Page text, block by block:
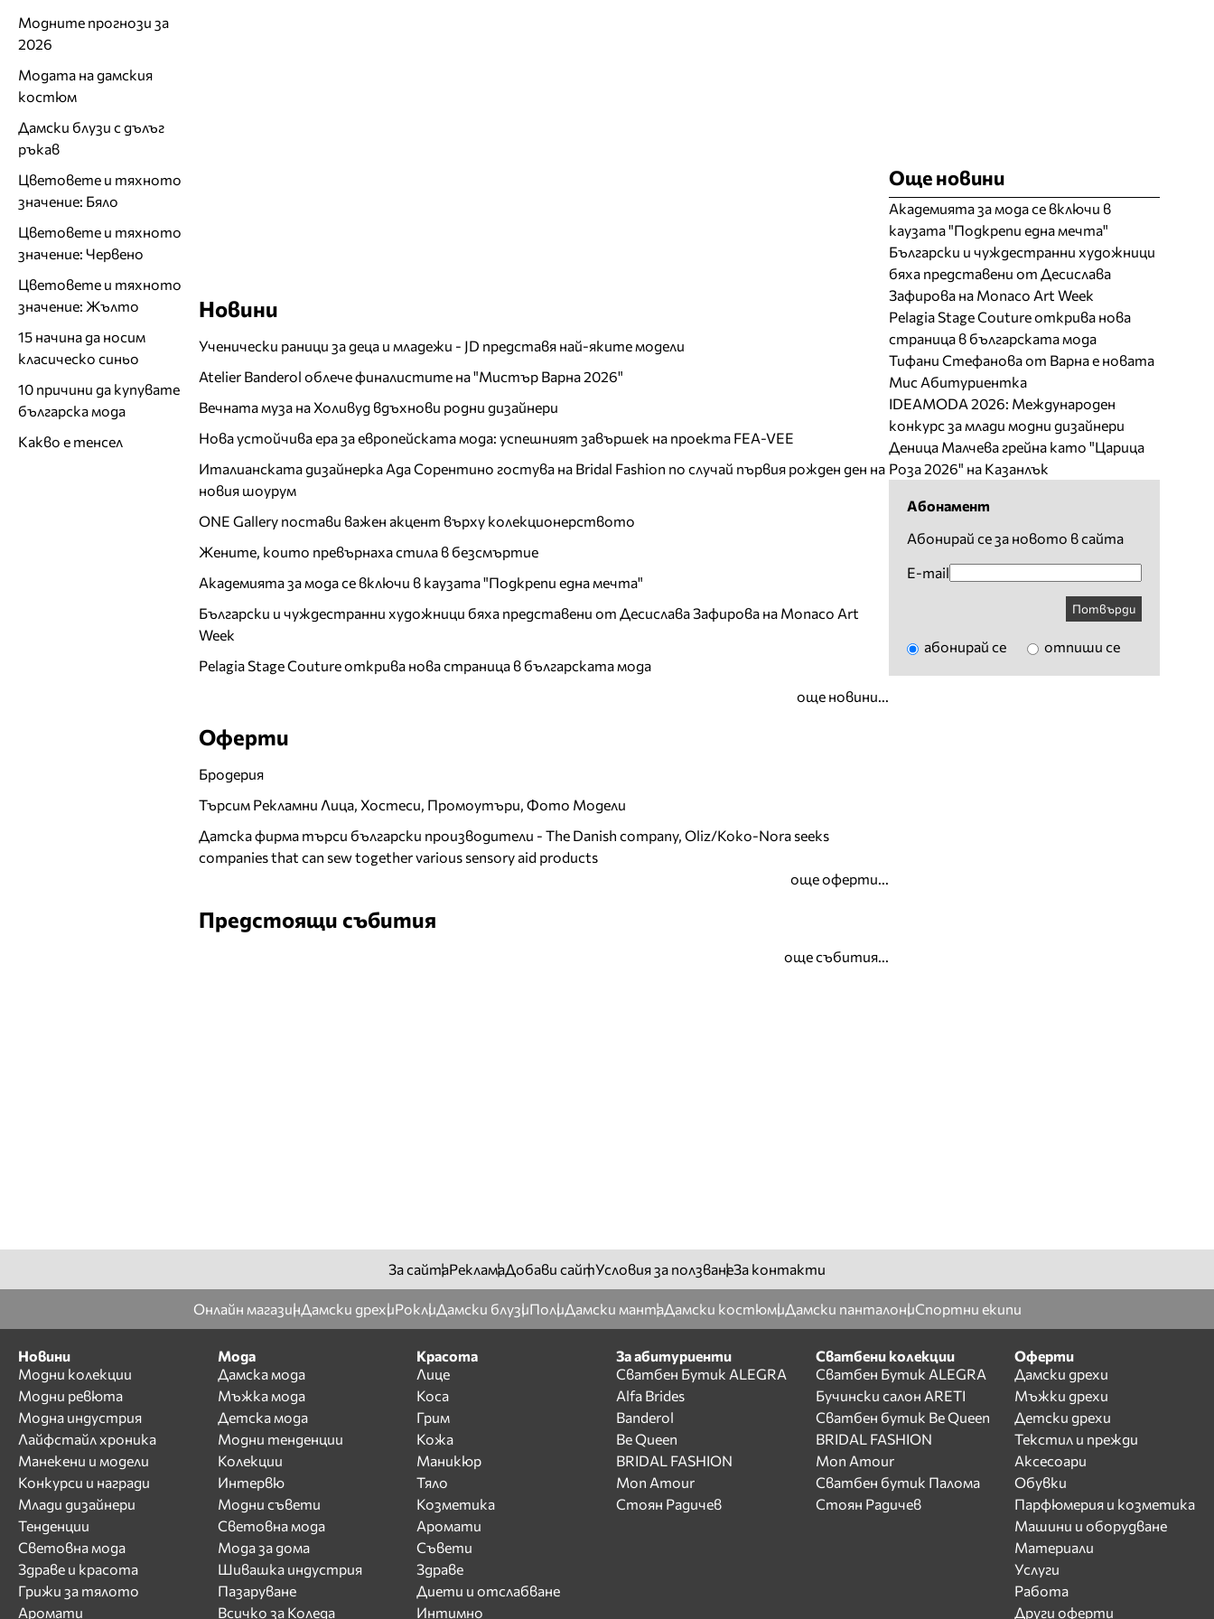
Новини
Ученически раници за деца и младежи - JD представя най-яките модели
Atelier Banderol облече финалистите на "Мистър Варна 2026"
Вечната муза на Холивуд вдъхнови родни дизайнери
Нова устойчива ера за европейската мода: успешният завършек на проекта FEA-VEE
Италианската дизайнерка Ада Сорентино гостува на Bridal Fashion по случай първия рожден ден на
новия шоурум
ONE Gallery постави важен акцент върху колекционерството
Жените, които превърнаха стила в безсмъртие
Академията за мода се включи в каузата "Подкрепи една мечта"
Български и чуждестранни художници бяха представени от Десислава Зафирова на Monaco Art
Week
Pelagia Stage Couture открива нова страница в българската мода
още новини...
Оферти
Бродерия
Търсим Рекламни Лица, Хостеси, Промоутъри, Фото Модели
Датска фирма търси български производители - The Danish company, Oliz/Koko-Nora seeks
companies that can sew together various sensory aid products
още оферти...
Предстоящи събития
още събития...
Модните прогнози за
2026
Модата на дамския
костюм
Дамски блузи с дълъг
ръкав
Цветовете и тяхното
значение: Бяло
Цветовете и тяхното
значение: Червено
Цветовете и тяхното
значение: Жълто
15 начина да носим
класическо синьо
10 причини да купувате
българска мода
Какво е тенсел
Още новини
Академията за мода се включи в
каузата "Подкрепи една мечта"
Български и чуждестранни художници
бяха представени от Десислава
Зафирова на Monaco Art Week
Pelagia Stage Couture открива нова
страница в българската мода
Тифани Стефанова от Варна е новата
Мис Абитуриентка
IDEAMODA 2026: Международен
конкурс за млади модни дизайнери
Деница Малчева грейна като "Царица
Роза 2026" на Казанлък
Абонамент
Абонирай се за новото в сайта
E-mail
Потвърди
абонирай се отпиши се
За сайтаРекламаДобави сайтУсловия за ползванеЗа контакти
Онлайн магазинДамски дрехиРоклиДамски блузиПолиДамски мантаДамски костюмиДамски панталониСпортни екипи
Новини
Модни колекции
Модни ревюта
Модна индустрия
Лайфстайл хроника
Манекени и модели
Конкурси и награди
Млади дизайнери
Тенденции
Световна мода
Здраве и красота
Грижи за тялото
Аромати
Мода
Дамска мода
Мъжка мода
Детска мода
Модни тенденции
Колекции
Интервю
Модни съвети
Световна мода
Мода за дома
Шивашка индустрия
Пазаруване
Всичко за Коледа
Красота
Лице
Коса
Грим
Кожа
Маникюр
Тяло
Козметика
Аромати
Съвети
Здраве
Диети и отслабване
Интимно
За абитуриенти
Сватбен Бутик ALEGRA
Alfa Brides
Banderol
Be Queen
BRIDAL FASHION
Mon Amour
Стоян Радичев
Сватбени колекции
Сватбен Бутик ALEGRA
Бучински салон ARETI
Сватбен бутик Be Queen
BRIDAL FASHION
Mon Amour
Сватбен бутик Палома
Стоян Радичев
Оферти
Дамски дрехи
Мъжки дрехи
Детски дрехи
Текстил и прежди
Аксесоари
Обувки
Парфюмерия и козметика
Машини и оборудване
Материали
Услуги
Работа
Други оферти